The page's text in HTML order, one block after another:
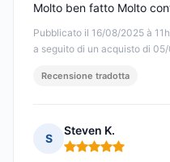
Pubblicato il 16/08/2025 à
a seguito di un acquisto di
Molto ben fatto Molto
Recensione tradotta
S
Steven K.
Nota: 5 su 5